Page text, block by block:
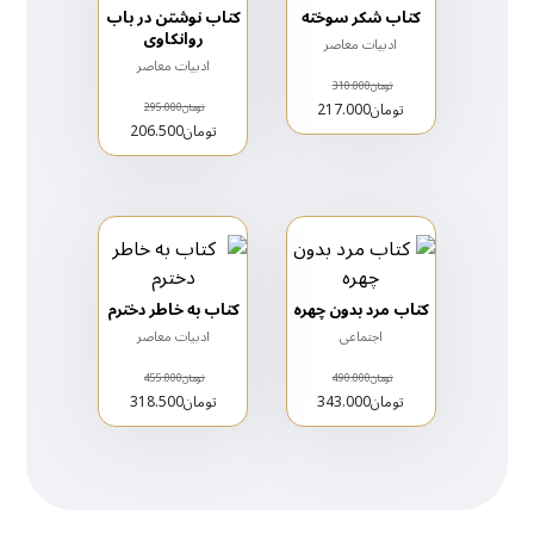
کتاب شکر سوخته
ادبیات معاصر
تومان310.000
تومان217.000
کتاب نوشتن در باب
روانکاوی
ادبیات معاصر
تومان295.000
تومان206.500
کتاب مرد بدون چهره
اجتماعی
تومان490.000
تومان343.000
کتاب به خاطر دخترم
ادبیات معاصر
تومان455.000
تومان318.500